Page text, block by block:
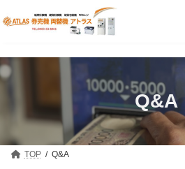
ン
テ
ツ
へ
ス
ビ
ゲ
シ
ョ
ン
Q&A
TOP Q&A